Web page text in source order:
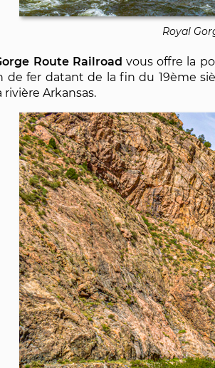
Royal
Route Railroad vous offre la
de fer datant de la fin du 19ème
rivière Arkansas.